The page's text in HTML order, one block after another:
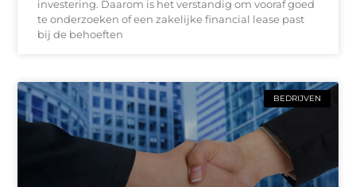
investering. Daarom is het verstandig om vooraf goed
te onderzoeken of een zakelijke financial lease past
bij de behoeften
BEDRIJVEN